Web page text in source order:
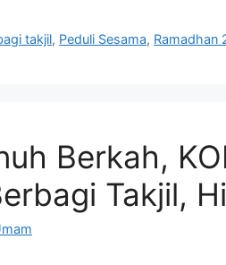
takjil, Peduli Sesama, Ramadhan
Berkah,
Takjil,